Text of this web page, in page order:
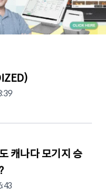
캐나다 모기지 승